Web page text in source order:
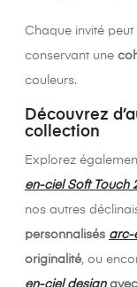
Chaque invité
conservant une
couleurs.
Découvrez
collection
Explorez
en-ciel Soft Touch
nos autres
personnalisés arc-
originalité, ou